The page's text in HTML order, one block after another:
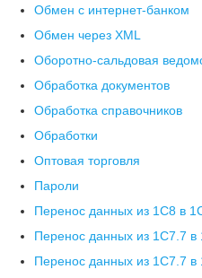
Обмен с интернет-банком
Обмен через XML
Оборотно-сальдовая
Обработка документов
Обработка справочников
Обработки
Оптовая торговля
Пароли
Перенос данных из 1C8 в
Перенос данных из 1С7.7 в
Перенос данных из 1С7.7 в